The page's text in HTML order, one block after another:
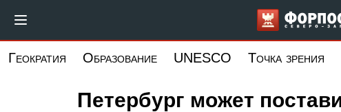
основному
Геократия Образование UNESCO Точка зрения
Петербург может